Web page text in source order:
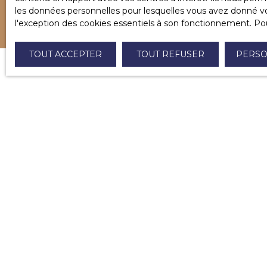
les données personnelles pour lesquelles vous avez donné
l'exception des cookies essentiels à son fonctionnement.
TOUT ACCEPTER TOUT REFUSER